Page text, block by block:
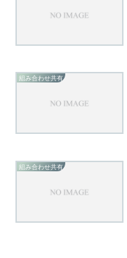
組み合わせ共有
組み合わせ共有